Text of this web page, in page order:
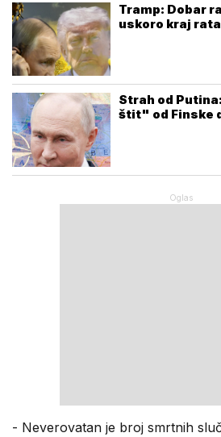
Tramp: Dobar
uskoro kraj rata
Strah od
štit" od Finske
- Neverovatan je broj smrtnih